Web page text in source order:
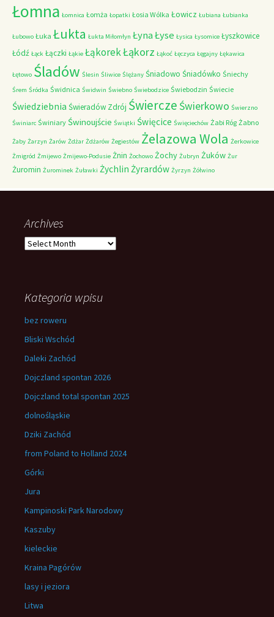
Łomna Łomnica Łomża Łopatki Łosia Wólka Łowicz Łubiana Łubianka
Łubowo Łuka Łukta Łukta Miłomłyn ŁynaŁyse Łysica Łysomice Łyszkowice
Łódź Łąck Łączki Łąkie ŁąkorekŁąkorz Łąkoć Łęczyca Łęgajny Łękawica
Łętowo Śladów Ślesin Śliwice Ślężany Śniadowo Śniadówko Śniechy
Śrem Śródka Świdnica Świdwin Świebno Świebodzice Świebodzin Świecie
Świedziebnia Świeradów Zdrój Świercze Świerkowo Świerzno
Świniarc Świniary Świnoujście Świątki Święcice Święciechów Żabi Róg Żabno
Żaby Żarzyn Żarów Żdżar Żdżarów Żegiestów Żelazowa Wola Żerkowice
Żmigród Żmijewo Żmijewo-Podusie Żnin Żochowo Żochy Żubryn Żuków Żur
Żuromin Żurominek Żuławki Żychlin Żyrardów Żyrzyn Żółwino
Archives
Archives
Kategoria wpisu
bez roweru
Bliski Wschód
Daleki Zachód
Dojczland spontan 2026
Dojczland total spontan 2025
dolnośląskie
Dziki Zachód
from Poland to Holland 2024
Górki
Jura
Kampinoski Park Narodowy
Kaszuby
kieleckie
Kraina Pagórów
lasy i jeziora
Litwa